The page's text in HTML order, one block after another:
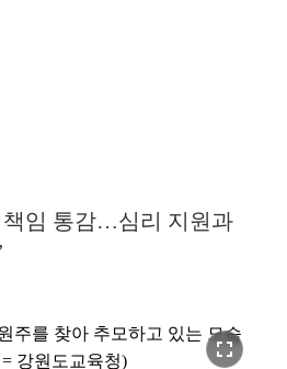
책임 통감…심리 지원과
fullscreen